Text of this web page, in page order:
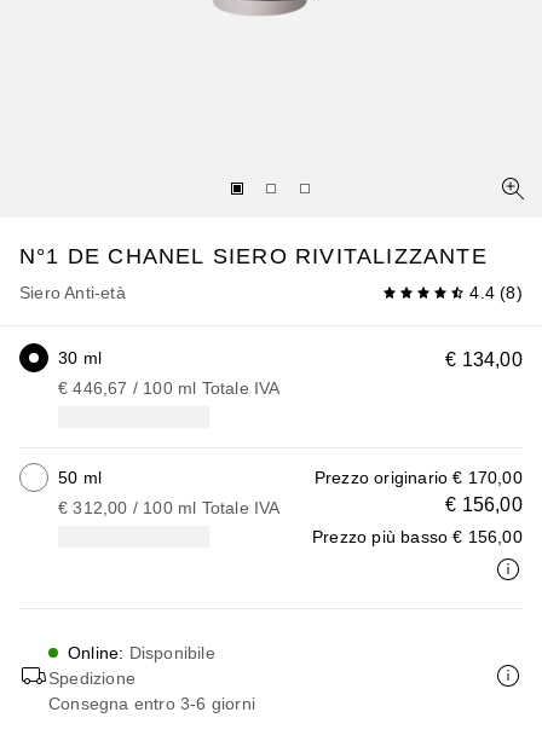
N°1 DE CHANEL SIERO RIVITALIZZANTE
Siero Anti-età 4.4 (8)
€ 134,00
30 ml
€ 446,67 / 100 ml Totale IVA
Prezzo originario € 170,00
€ 156,00
Prezzo più basso € 156,00
50 ml
€ 312,00 / 100 ml Totale IVA
Online: Disponibile
Spedizione
Consegna entro 3-6 giorni